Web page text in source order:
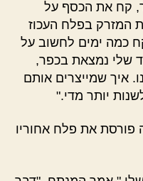
קח את הכסף על
המזרק בפלח העכוז
כמה ימים לחשוב על
שלי נמצאת בכפר,
איך שמייצרים אותם
יותר מדי."
פורסת את פלח אחוריו